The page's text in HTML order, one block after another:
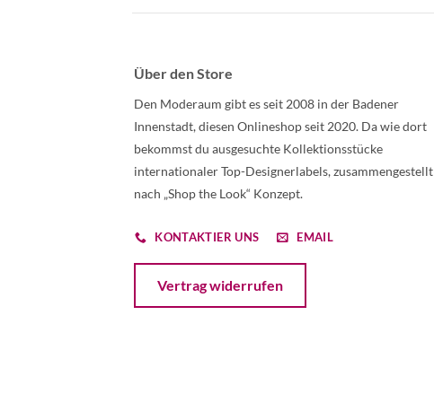
Über den Store
Den Moderaum gibt es seit 2008 in der Badener
Innenstadt, diesen Onlineshop seit 2020. Da wie dort
bekommst du ausgesuchte Kollektionsstücke
internationaler Top-Designerlabels, zusammengestellt
nach „Shop the Look“ Konzept.
KONTAKTIER UNS EMAIL
Vertrag widerrufen